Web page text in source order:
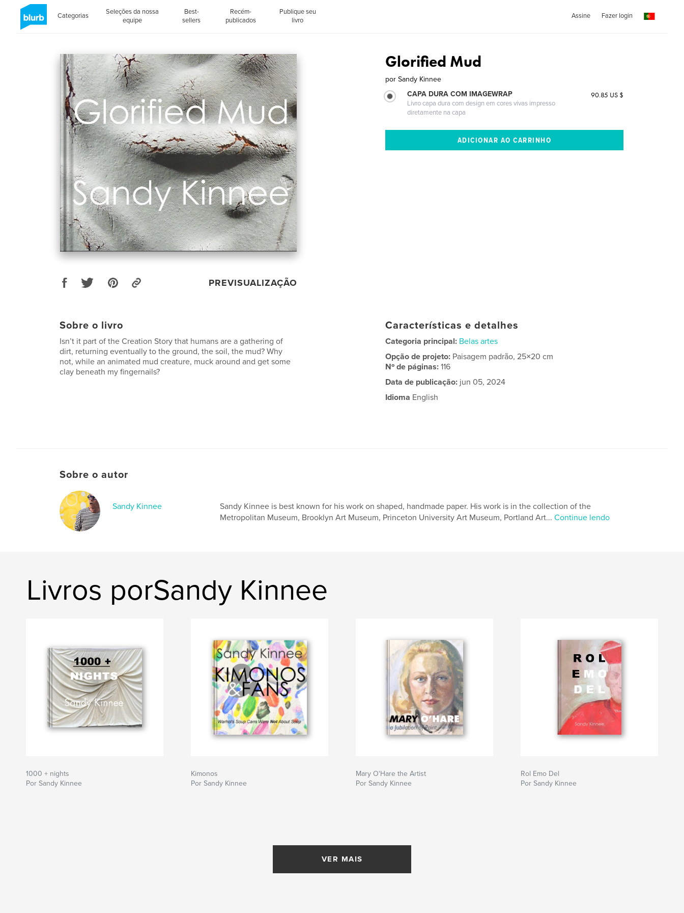
Categorias
Seleções da nossa
equipe
Best-
sellers
Recém-
publicados
Publique seu
livro
Assine Fazer login
PREVISUALIZAÇÃO
Glorified Mud
por Sandy Kinnee
CAPA DURA COM IMAGEWRAP
Livro capa dura com design em cores vivas impresso
diretamente na capa
90.85 US $
Sobre o livro
Isn’t it part of the Creation Story that humans are a gathering of
dirt, returning eventually to the ground, the soil, the mud? Why
not, while an animated mud creature, muck around and get some
clay beneath my fingernails?
Características e detalhes
Categoria principal: Belas artes
Opção de projeto: Paisagem padrão, 25×20 cm
Nº de páginas:116
Data de publicação: jun 05, 2024
Idioma English
Sobre o autor
Sandy Kinnee
Sandy Kinnee is best known for his work on shaped, handmade paper. His work is in the collection of the
Metropolitan Museum, Brooklyn Art Museum, Princeton University Art Museum, Portland Art... Continue lendo
Livros porSandy Kinnee
1000 + nights
Por Sandy Kinnee
Kimonos
Por Sandy Kinnee
Mary O'Hare the Artist
Por Sandy Kinnee
Rol Emo Del
Por Sandy Kinnee
VER MAIS